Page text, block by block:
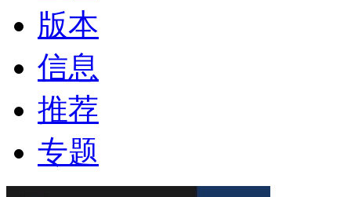
版本
信息
推荐
专题